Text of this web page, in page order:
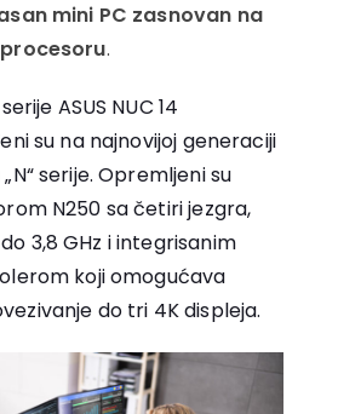
mini PC zasnovan na
procesoru.
ASUS NUC 14
su na najnovijoj generaciji
serije. Opremljeni su
N250 sa četiri jezgra,
3,8 GHz i integrisanim
koji omogućava
do tri 4K displeja.